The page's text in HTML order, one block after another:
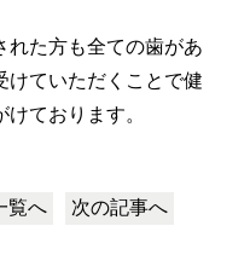
れた方も全ての歯があ
けていただくことで健
ております。
覧へ 次の記事へ